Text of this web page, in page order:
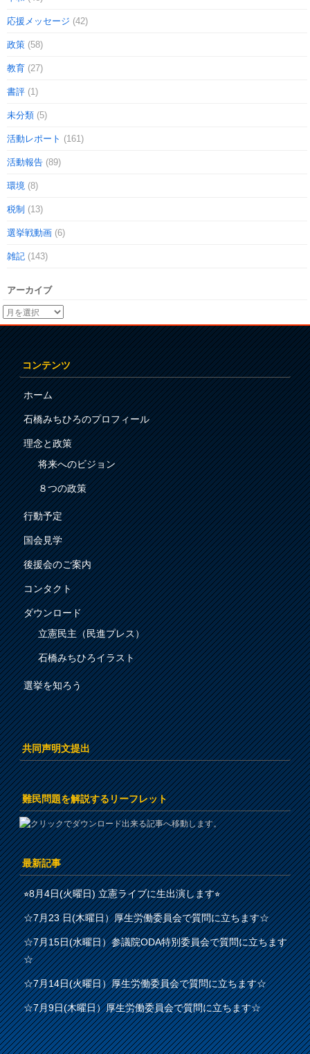
応援メッセージ (42)
政策 (58)
教育 (27)
書評 (1)
未分類 (5)
活動レポート (161)
活動報告 (89)
環境 (8)
税制 (13)
選挙戦動画 (6)
雑記 (143)
アーカイブ
コンテンツ
ホーム
石橋みちひろのプロフィール
理念と政策
将来へのビジョン
８つの政策
行動予定
国会見学
後援会のご案内
コンタクト
ダウンロード
立憲民主（民進プレス）
石橋みちひろイラスト
選挙を知ろう
共同声明文提出
難民問題を解説するリーフレット
最新記事
⭐︎8月4日(火曜日) 立憲ライブに生出演します⭐︎
☆7月23 日(木曜日）厚生労働委員会で質問に立ちます☆
☆7月15日(水曜日）参議院ODA特別委員会で質問に立ちます
☆
☆7月14日(火曜日）厚生労働委員会で質問に立ちます☆
☆7月9日(木曜日）厚生労働委員会で質問に立ちます☆